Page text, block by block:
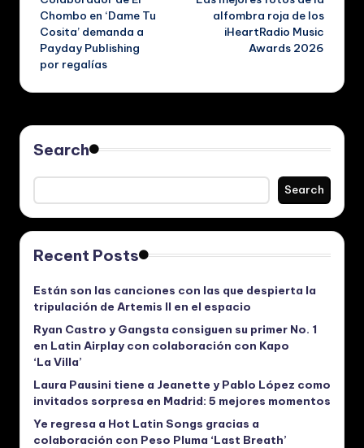
navigation
Chombo en ‘Dame Tu
Cosita’ demanda a
Payday Publishing
por regalías
alfombra roja de los
iHeartRadio Music
Awards 2026
Search
Search
Recent Posts
Están son las canciones con las que despierta la
tripulación de Artemis II en el espacio
Ryan Castro y Gangsta consiguen su primer No. 1
en Latin Airplay con colaboración con Kapo
‘La Villa’
Laura Pausini tiene a Jeanette y Pablo López como
invitados sorpresa en Madrid: 5 mejores momentos
Ye regresa a Hot Latin Songs gracias a
colaboración con Peso Pluma ‘Last Breath’